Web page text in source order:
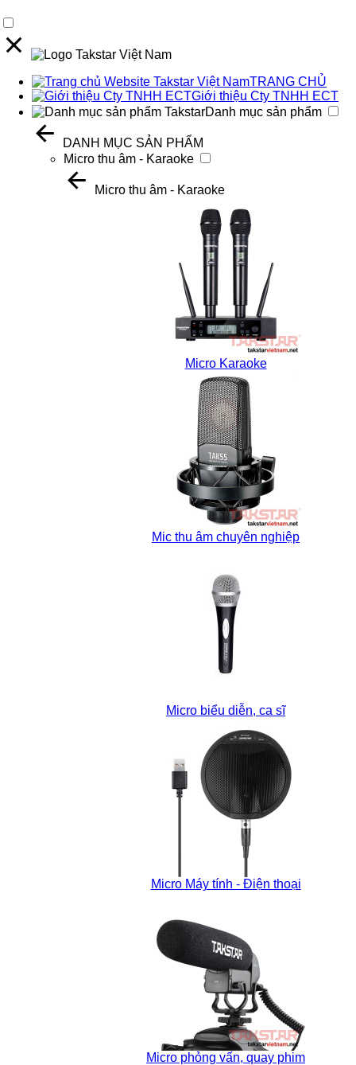
TRANG CHỦ
Giới thiệu Cty TNHH ECT
Danh mục sản phẩm
DANH MỤC SẢN PHẨM
Micro thu âm - Karaoke
Micro thu âm - Karaoke
Micro Karaoke
Mic thu âm chuyên nghiệp
Micro biểu diễn, ca sĩ
Micro Máy tính - Điện thoại
Micro phỏng vấn, quay phim